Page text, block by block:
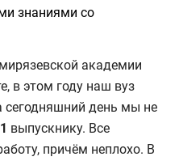
знаниями со
академии
в этом году наш вуз
сегодняшний день мы не
выпускнику. Все
причём неплохо. В